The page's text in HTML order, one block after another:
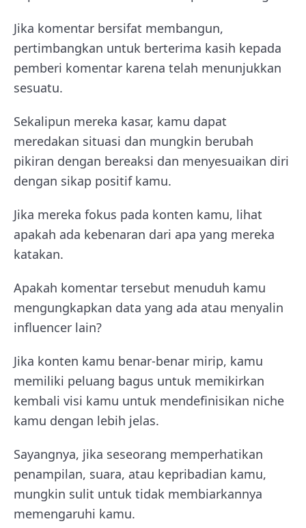
Jika komentar bersifat membangun,
pertimbangkan untuk berterima kasih kepada
pemberi komentar karena telah menunjukkan
sesuatu.
Sekalipun mereka kasar, kamu dapat
meredakan situasi dan mungkin berubah
pikiran dengan bereaksi dan menyesuaikan diri
dengan sikap positif kamu.
Jika mereka fokus pada konten kamu, lihat
apakah ada kebenaran dari apa yang mereka
katakan.
Apakah komentar tersebut menuduh kamu
mengungkapkan data yang ada atau menyalin
influencer lain?
Jika konten kamu benar-benar mirip, kamu
memiliki peluang bagus untuk memikirkan
kembali visi kamu untuk mendefinisikan niche
kamu dengan lebih jelas.
Sayangnya, jika seseorang memperhatikan
penampilan, suara, atau kepribadian kamu,
mungkin sulit untuk tidak membiarkannya
memengaruhi kamu.